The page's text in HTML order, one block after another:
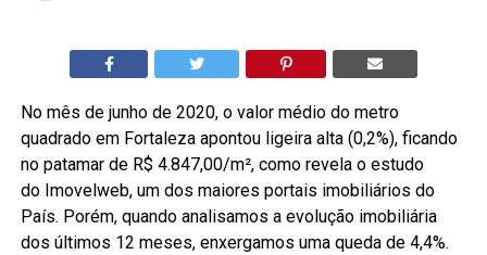
No mês de junho de 2020, o valor médio do metro
quadrado em Fortaleza apontou ligeira alta (0,2%), ficando
no patamar de R$ 4.847,00/m², como revela o estudo
do Imovelweb, um dos maiores portais imobiliários do
País. Porém, quando analisamos a evolução imobiliária
dos últimos 12 meses, enxergamos uma queda de 4,4%.